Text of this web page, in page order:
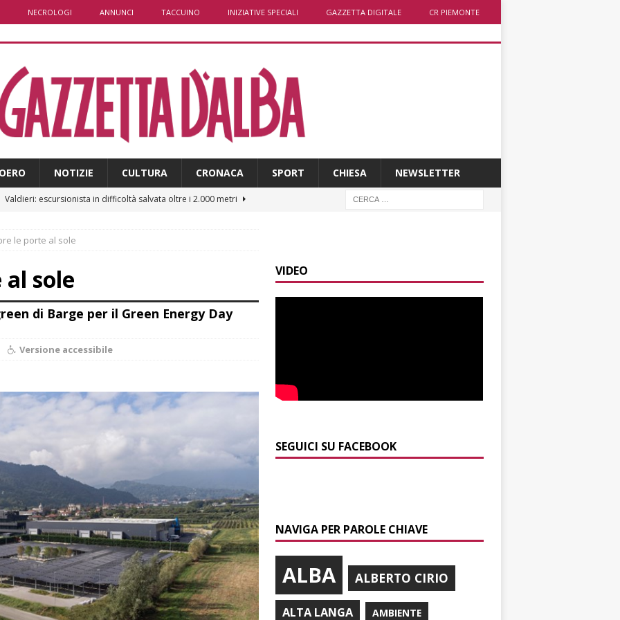
NECROLOGI ANNUNCI TACCUINO INIZIATIVE SPECIALI GAZZETTA DIGITALE CR PIEMONTE
NOTIZIE CULTURA CRONACA SPORT CHIESA NEWSLETTER
Valdieri: escursionista in difficoltà salvata oltre i 2.000 metri
Caso Galeasso in Comune ad Alba, per la Lega le dimissioni
problema politico
Alba: lunedì 10 agosto tornano le “Notti del vino”
Dal 13 al 16 agosto a Priocca c’è la Sagra della costata di
Rotary Club Bra: arriva il “Premio per l’Eccellenza” BRA
le porte al sole
sole
di Barge per il Green Energy Day
Versione accessibile
VIDEO
SEGUICI SU FACEBOOK
NAVIGA PER PAROLE CHIAVE
ALBA ALBERTO CIRIO
ALTA LANGA AMBIENTE